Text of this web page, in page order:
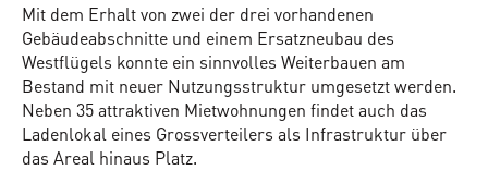
Mit dem Erhalt von zwei der drei vorhandenen
Gebäudeabschnitte und einem Ersatzneubau des
Westflügels konnte ein sinnvolles Weiterbauen am
Bestand mit neuer Nutzungsstruktur umgesetzt werden.
Neben 35 attraktiven Mietwohnungen findet auch das
Ladenlokal eines Grossverteilers als Infrastruktur über
das Areal hinaus Platz.